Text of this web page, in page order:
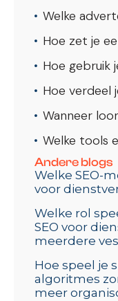
Welke
Hoe zet je
Hoe gebruik
Hoe verdeel
Welke tools
Andere blogs
Welke SEO-
voor
Welke rol
SEO voor
meerdere
Hoe speel je
algoritmes
meer